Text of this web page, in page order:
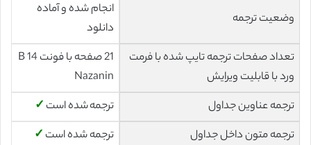
وضعیت ترجمه
انجام شده و آماده
دانلود
تعداد صفحات ترجمه تایپ شده با فرمت
ورد با قابلیت ویرایش
21 صفحه با فونت 14 B
Nazanin
ترجمه عناوین جداول
ترجمه شده است ✓
ترجمه متون داخل جداول
ترجمه شده است ✓